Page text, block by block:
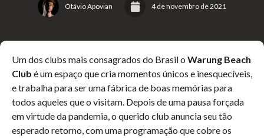
Otávio Apovian 4 de novembro de 2021
Um dos clubs mais consagrados do Brasil o Warung Beach
Club é um espaço que cria momentos únicos e inesquecíveis,
e trabalha para ser uma fábrica de boas memórias para
todos aqueles que o visitam. Depois de uma pausa forçada
em virtude da pandemia, o querido club anuncia seu tão
esperado retorno, com uma programação que cobre os